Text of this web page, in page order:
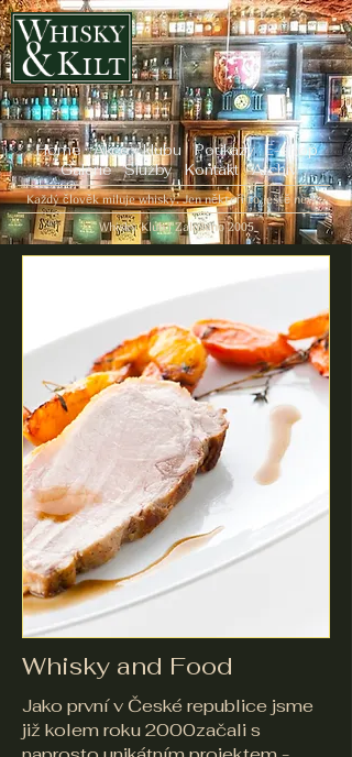
Home Akce v klubuPoukazyE-shop
Galerie
Služby Kontakt Archiv
Každý člověk miluje whisky. Jen někteří to ještě neví...
Whisky Klub | Založeno 2005
Whisky and Food
Jako první v České republice jsme
již kolem roku 2000začali s